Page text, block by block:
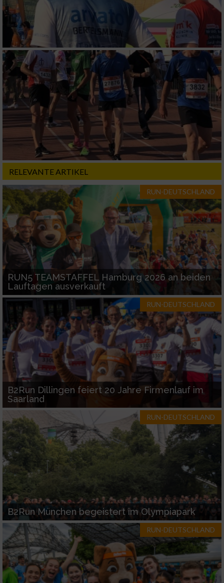
RELEVANTE ARTIKEL
RUN-DEUTSCHLAND
RUN5 TEAMSTAFFEL Hamburg 2026 an beiden
Lauftagen ausverkauft
RUN-DEUTSCHLAND
B2Run Dillingen feiert 20 Jahre Firmenlauf im
Saarland
RUN-DEUTSCHLAND
B2Run München begeistert im Olympiapark
RUN-DEUTSCHLAND
Analyse von Zielgruppen durch Statistiken
oder Kombinationen von Daten aus
verschiedenen Quellen
Entwicklung und Verbesserung der Angebote
Verwendung reduzierter Daten zur Auswahl
von Inhalten
IAB-Besonderheiten:
Verwendung genauer Standortdaten
Geräte anhand von aktiv angeforderten
Informationen identifizieren
Nicht-IAB-Verarbeitungszwecke:
Notwendig
Performance
Funktional
Werbung